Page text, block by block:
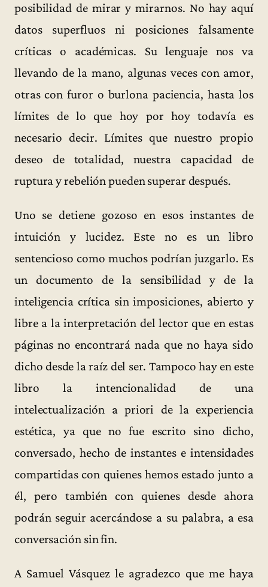
posibilidad de mirar y mirarnos. No hay aquí
datos superfluos ni posiciones falsamente
críticas o académicas. Su lenguaje nos va
llevando de la mano, algunas veces con amor,
otras con furor o burlona paciencia, hasta los
límites de lo que hoy por hoy todavía es
necesario decir. Límites que nuestro propio
deseo de totalidad, nuestra capacidad de
ruptura y rebelión pueden superar después.
Uno se detiene gozoso en esos instantes de
intuición y lucidez. Este no es un libro
sentencioso como muchos podrían juzgarlo. Es
un documento de la sensibilidad y de la
inteligencia crítica sin imposiciones, abierto y
libre a la interpretación del lector que en estas
páginas no encontrará nada que no haya sido
dicho desde la raíz del ser. Tampoco hay en este
libro la intencionalidad de una
intelectualización a priori de la experiencia
estética, ya que no fue escrito sino dicho,
conversado, hecho de instantes e intensidades
compartidas con quienes hemos estado junto a
él, pero también con quienes desde ahora
podrán seguir acercándose a su palabra, a esa
conversación sin fin.
A Samuel Vásquez le agradezco que me haya